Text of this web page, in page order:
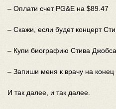
– Оплати счет PG&E на $89.47
– Скажи, если будет концерт
– Купи биографию Стива
– Запиши меня к врачу на
И так далее, и так далее.